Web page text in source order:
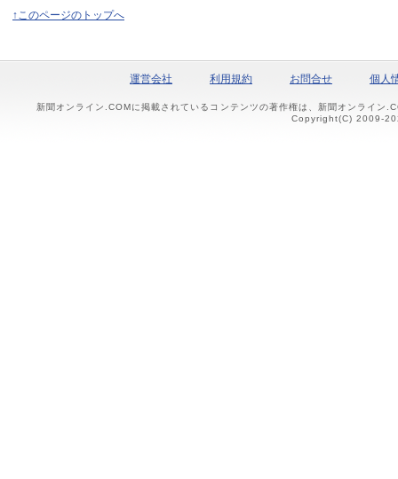
↑このページのトップへ
運営会社 利用規約 お問合せ 個人
新聞オンライン.COMに掲載されているコンテンツの著作権は、新聞オンライン
Copyright(C) 2009-